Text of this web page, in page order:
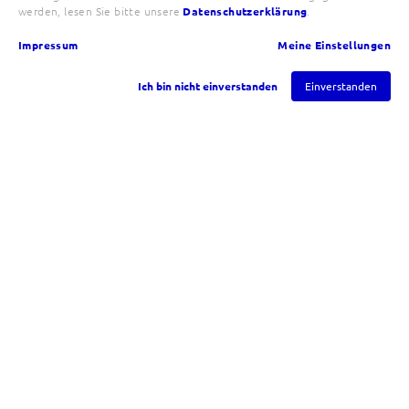
werden, lesen Sie bitte unsere Datenschutzerklärung
Impressum Meine Einstellungen
Ich bin nicht einverstanden Einverstanden